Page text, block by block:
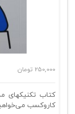
250,000 تومان
کتاب تکنیکهای
کاروکسب